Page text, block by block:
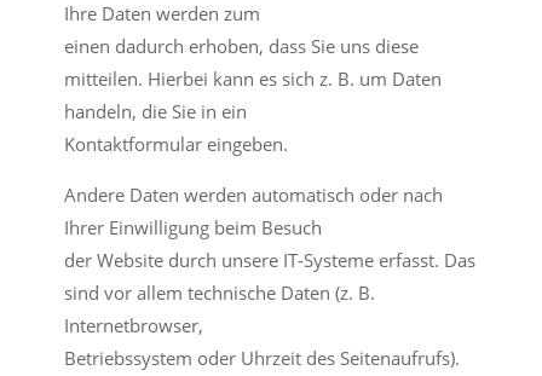
Ihre Daten werden zum
einen dadurch erhoben, dass Sie uns diese
mitteilen. Hierbei kann es sich z. B. um Daten
handeln, die Sie in ein
Kontaktformular eingeben.
Andere Daten werden automatisch oder nach
Ihrer Einwilligung beim Besuch
der Website durch unsere IT-Systeme erfasst. Das
sind vor allem technische Daten (z. B.
Internetbrowser,
Betriebssystem oder Uhrzeit des Seitenaufrufs).